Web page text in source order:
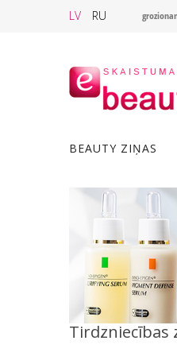
LV RU
BEAUTY ZIŅAS
Tirdzniecības